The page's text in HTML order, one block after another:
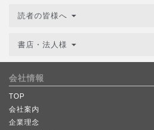
読者の皆様へ
書店・法人様
会社情報
TOP
会社案内
企業理念